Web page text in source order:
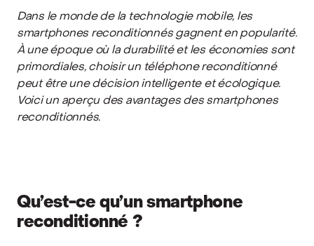
Dans le monde de la technologie mobile, les
smartphones reconditionnés gagnent en popularité.
À une époque où la durabilité et les économies sont
primordiales, choisir un téléphone reconditionné
peut être une décision intelligente et écologique.
Voici un aperçu des avantages des smartphones
reconditionnés.
Qu’est-ce qu’un smartphone
reconditionné ?